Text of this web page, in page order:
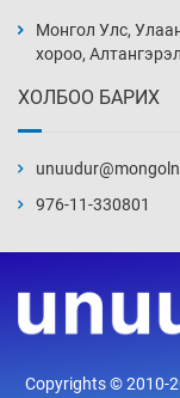
4
5
Монгол Улс,
хороо,
ХОЛБОО БАРИХ
976-11-330801
Copyrights ©